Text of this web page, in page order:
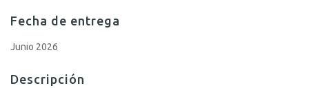
Fecha de entrega
Junio 2026
Descripción